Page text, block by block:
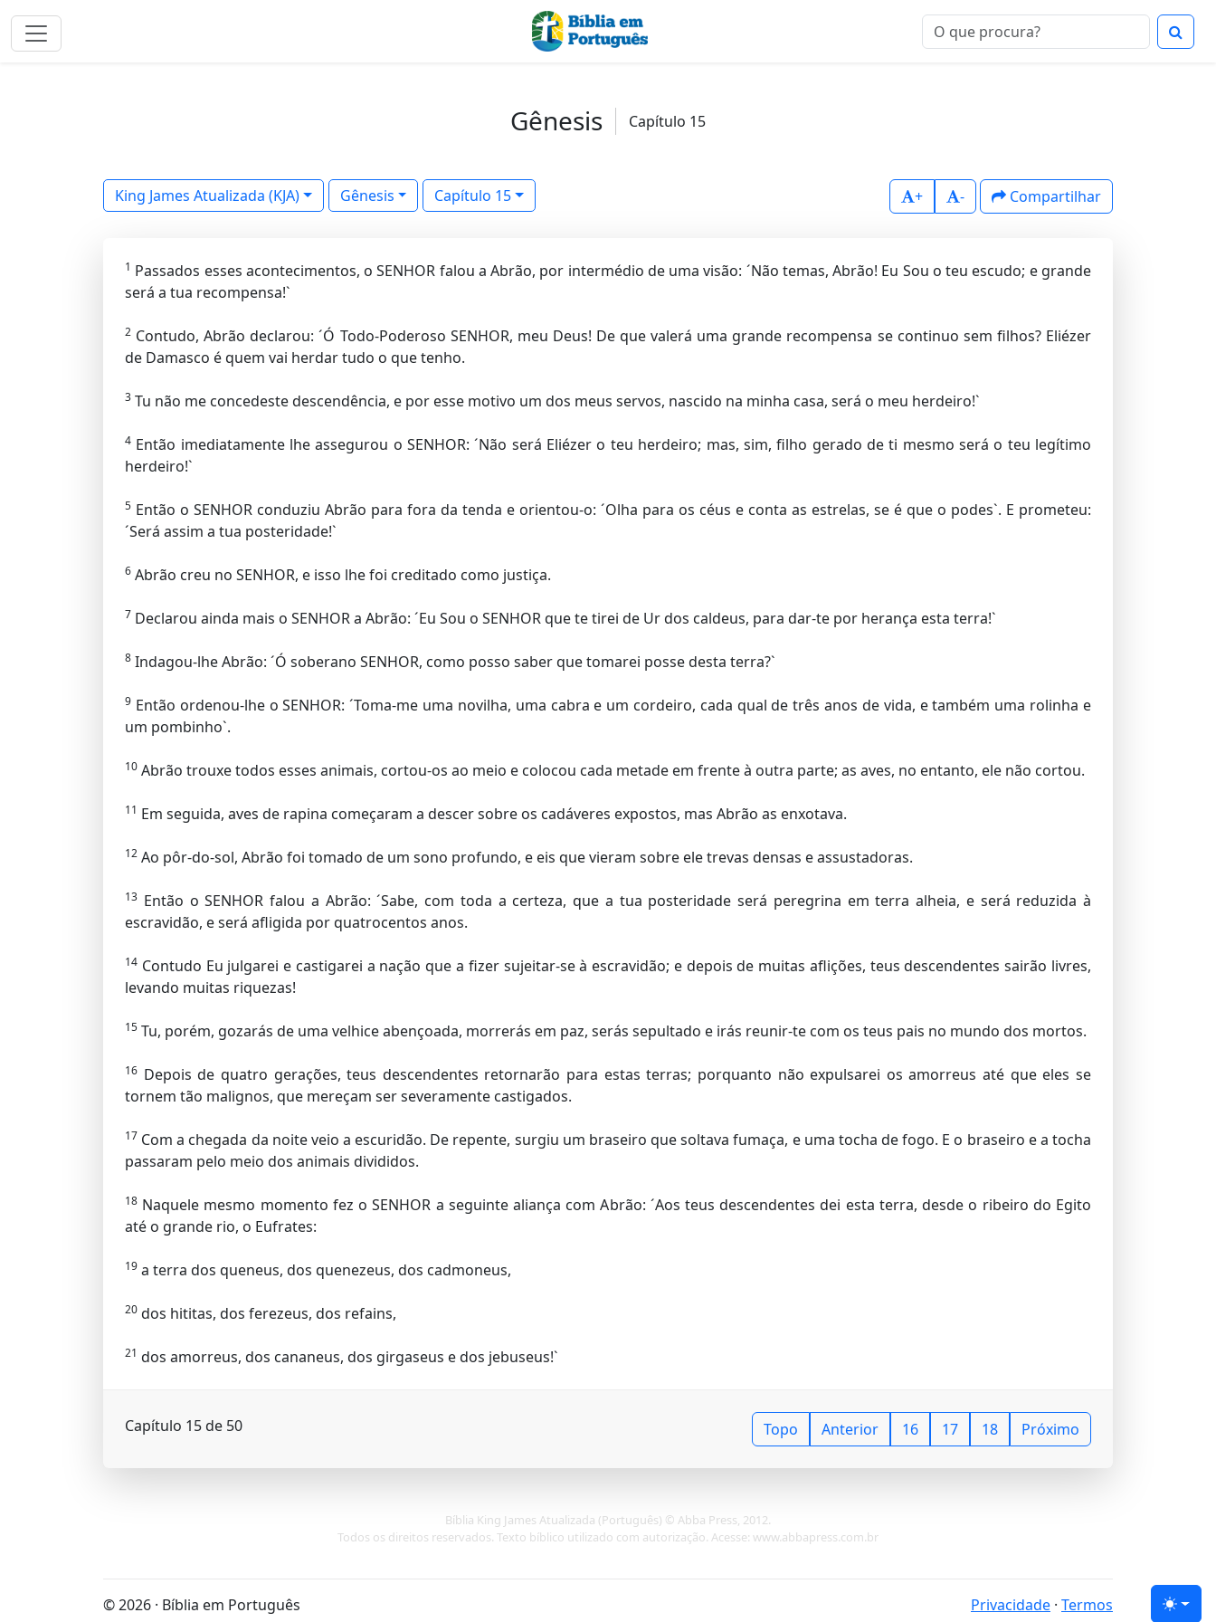
Tema
Gênesis Capítulo 15
King James Atualizada (KJA) Gênesis Capítulo 15 + - Compartilhar
1 Passados esses acontecimentos, o SENHOR falou a Abrão, por intermédio de uma visão: ´Não temas, Abrão! Eu Sou o teu escudo; e grande
será a tua recompensa!`
2 Contudo, Abrão declarou: ´Ó Todo-Poderoso SENHOR, meu Deus! De que valerá uma grande recompensa se continuo sem filhos? Eliézer
de Damasco é quem vai herdar tudo o que tenho.
3 Tu não me concedeste descendência, e por esse motivo um dos meus servos, nascido na minha casa, será o meu herdeiro!`
4 Então imediatamente lhe assegurou o SENHOR: ´Não será Eliézer o teu herdeiro; mas, sim, filho gerado de ti mesmo será o teu legítimo
herdeiro!`
5 Então o SENHOR conduziu Abrão para fora da tenda e orientou-o: ´Olha para os céus e conta as estrelas, se é que o podes`. E prometeu:
´Será assim a tua posteridade!`
6 Abrão creu no SENHOR, e isso lhe foi creditado como justiça.
7 Declarou ainda mais o SENHOR a Abrão: ´Eu Sou o SENHOR que te tirei de Ur dos caldeus, para dar-te por herança esta terra!`
8 Indagou-lhe Abrão: ´Ó soberano SENHOR, como posso saber que tomarei posse desta terra?`
9 Então ordenou-lhe o SENHOR: ´Toma-me uma novilha, uma cabra e um cordeiro, cada qual de três anos de vida, e também uma rolinha e
um pombinho`.
10 Abrão trouxe todos esses animais, cortou-os ao meio e colocou cada metade em frente à outra parte; as aves, no entanto, ele não cortou.
11 Em seguida, aves de rapina começaram a descer sobre os cadáveres expostos, mas Abrão as enxotava.
12 Ao pôr-do-sol, Abrão foi tomado de um sono profundo, e eis que vieram sobre ele trevas densas e assustadoras.
13 Então o SENHOR falou a Abrão: ´Sabe, com toda a certeza, que a tua posteridade será peregrina em terra alheia, e será reduzida à
escravidão, e será afligida por quatrocentos anos.
14 Contudo Eu julgarei e castigarei a nação que a fizer sujeitar-se à escravidão; e depois de muitas aflições, teus descendentes sairão livres,
levando muitas riquezas!
15 Tu, porém, gozarás de uma velhice abençoada, morrerás em paz, serás sepultado e irás reunir-te com os teus pais no mundo dos mortos.
16 Depois de quatro gerações, teus descendentes retornarão para estas terras; porquanto não expulsarei os amorreus até que eles se
tornem tão malignos, que mereçam ser severamente castigados.
17 Com a chegada da noite veio a escuridão. De repente, surgiu um braseiro que soltava fumaça, e uma tocha de fogo. E o braseiro e a tocha
passaram pelo meio dos animais divididos.
18 Naquele mesmo momento fez o SENHOR a seguinte aliança com Abrão: ´Aos teus descendentes dei esta terra, desde o ribeiro do Egito
até o grande rio, o Eufrates:
19 a terra dos queneus, dos quenezeus, dos cadmoneus,
20 dos hititas, dos ferezeus, dos refains,
21 dos amorreus, dos cananeus, dos girgaseus e dos jebuseus!`
Capítulo 15 de 50 Topo Anterior 16 17 18 Próximo
Bíblia King James Atualizada (Português) © Abba Press, 2012.
Todos os direitos reservados. Texto bíblico utilizado com autorização. Acesse: www.abbapress.com.br
© 2026 · Bíblia em Português Privacidade · Termos